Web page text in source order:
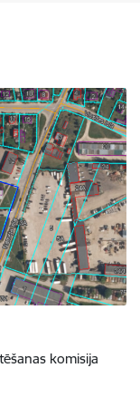
komisija